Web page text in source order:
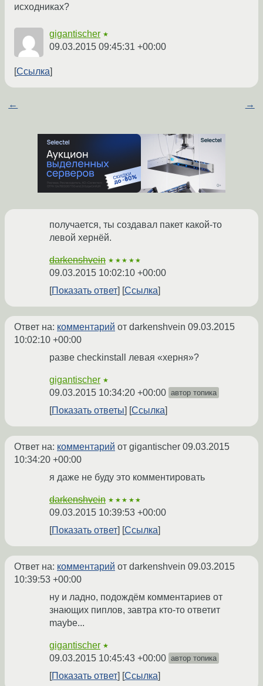
исходниках?
gigantischer ★
09.03.2015 09:45:31 +00:00
Ссылка
← →
получается, ты создавал пакет какой-то
левой хернёй.
darkenshvein ★★★★★
09.03.2015 10:02:10 +00:00
Показать ответ
Ссылка
Ответ на: комментарий от darkenshvein 09.03.2015
10:02:10 +00:00
разве checkinstall левая «херня»?
gigantischer ★
09.03.2015 10:34:20 +00:00 автор топика
Показать ответы Ссылка
Ответ на: комментарий от gigantischer 09.03.2015
10:34:20 +00:00
я даже не буду это комментировать
darkenshvein ★★★★★
09.03.2015 10:39:53 +00:00
Показать ответ
Ссылка
Ответ на: комментарий от darkenshvein 09.03.2015
10:39:53 +00:00
ну и ладно, подождём комментариев от
знающих пиплов, завтра кто-то ответит
maybe...
gigantischer ★
09.03.2015 10:45:43 +00:00 автор топика
Показать ответ Ссылка